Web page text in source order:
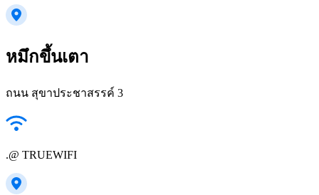
หมึกขึ้นเตา
ถนน สุขาประชาสรรค์ 3
.@ TRUEWIFI